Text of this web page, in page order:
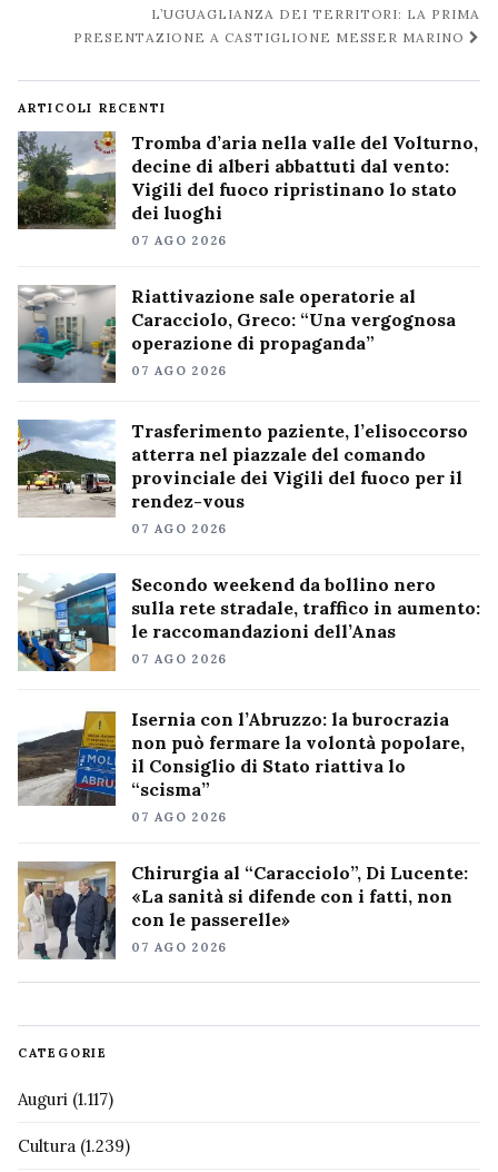
L’UGUAGLIANZA DEI TERRITORI: LA PRIMA
PRESENTAZIONE A CASTIGLIONE MESSER MARINO
ARTICOLI RECENTI
Tromba d’aria nella valle del Volturno,
decine di alberi abbattuti dal vento:
Vigili del fuoco ripristinano lo stato
dei luoghi
07 AGO 2026
Riattivazione sale operatorie al
Caracciolo, Greco: “Una vergognosa
operazione di propaganda”
07 AGO 2026
Trasferimento paziente, l’elisoccorso
atterra nel piazzale del comando
provinciale dei Vigili del fuoco per il
rendez-vous
07 AGO 2026
Secondo weekend da bollino nero
sulla rete stradale, traffico in aumento:
le raccomandazioni dell’Anas
07 AGO 2026
Isernia con l’Abruzzo: la burocrazia
non può fermare la volontà popolare,
il Consiglio di Stato riattiva lo
“scisma”
07 AGO 2026
Chirurgia al “Caracciolo”, Di Lucente:
«La sanità si difende con i fatti, non
con le passerelle»
07 AGO 2026
CATEGORIE
Auguri (1.117)
Cultura (1.239)